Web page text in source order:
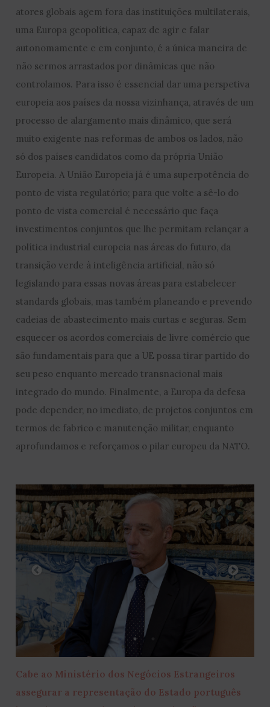
atores globais agem fora das instituições multilaterais,
uma Europa geopolítica, capaz de agir e falar
autonomamente e em conjunto, é a única maneira de
não sermos arrastados por dinâmicas que não
controlamos. Para isso é essencial dar uma perspetiva
europeia aos países da nossa vizinhança, através de um
processo de alargamento mais dinâmico, que será
muito exigente nas reformas de ambos os lados, não
só dos países candidatos como da própria União
Europeia. A União Europeia já é uma superpotência do
ponto de vista regulatório; para que volte a sê-lo do
ponto de vista comercial é necessário que faça
investimentos conjuntos que lhe permitam relançar a
política industrial europeia nas áreas do futuro, da
transição verde à inteligência artificial, não só
legislando para essas novas áreas para estabelecer
standards globais, mas também planeando e prevendo
cadeias de abastecimento mais curtas e seguras. Sem
esquecer os acordos comerciais de livre comércio que
são fundamentais para que a UE possa tirar partido do
seu peso enquanto mercado transnacional mais
integrado do mundo. Finalmente, a Europa da defesa
pode depender, no imediato, de projetos conjuntos em
termos de fabrico e manutenção militar, enquanto
aprofundamos e reforçamos o pilar europeu da NATO.
Cabe ao Ministério dos Negócios Estrangeiros
assegurar a representação do Estado português